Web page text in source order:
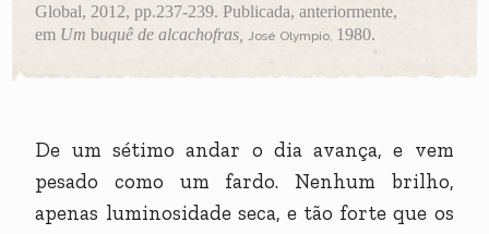
Global, 2012,pp.237-239. Publicada, anteriormente,
em Um buquê de alcachofras, José Olympio, 1980.
De um sétimo andar o dia avança, e vem
pesado como um fardo. Nenhum brilho,
apenas luminosidade seca, e tão forte que os